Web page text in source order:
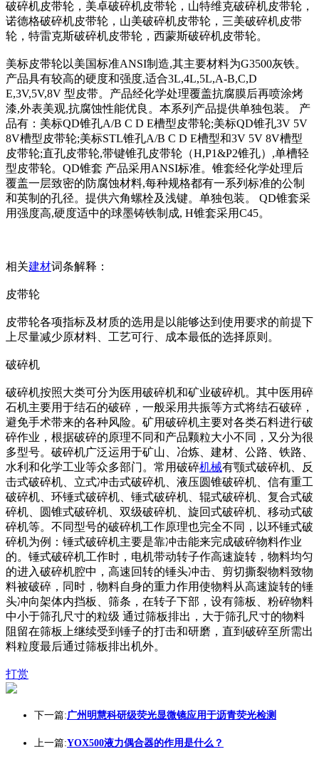
破碎机皮带轮，美卓破碎机皮带轮，山特维克破碎机皮带轮，
诺德格破碎机皮带轮，山美破碎机皮带轮，三美破碎机皮带
轮，特雷克斯破碎机皮带轮，西蒙斯破碎机皮带轮。
美标皮带轮以美国标准ANSI制造,其主要材料为G3500灰铁。
产品具有较高的硬度和强度,适合3L,4L,5L,A-B,C,D
E,3V,5V,8V 型皮带。产品经化学处理覆盖抗腐膜后再喷涂烤
漆,外表美观,抗腐蚀性能优良。本系列产品提供单独包装。 产
品有：美标QD锥孔A/B C D E槽型皮带轮;美标QD锥孔3V 5V
8V槽型皮带轮;美标STL锥孔A/B C D E槽型和3V 5V 8V槽型
皮带轮;直孔皮带轮,带键锥孔皮带轮（H,P1&P2锥孔）,单槽轻
型皮带轮。QD锥套 产品采用ANSI标准。锥套经化学处理后
覆盖一层致密的防腐蚀材料,每种规格都有一系列标准的公制
和英制的孔径。提供六角螺栓及浅键。单独包装。 QD锥套采
用强度高,硬度适中的球墨铸铁制成, H锥套采用C45。
相关建材词条解释：
皮带轮
皮带轮各项指标及材质的选用是以能够达到使用要求的前提下
上尽量减少原材料、工艺可行、成本最低的选择原则。
破碎机
破碎机按照大类可分为医用破碎机和矿业破碎机。其中医用碎
石机主要用于结石的破碎，一般采用共振等方式将结石破碎，
避免手术带来的各种风险。矿用破碎机主要对各类石料进行破
碎作业，根据破碎的原理不同和产品颗粒大小不同，又分为很
多型号。破碎机广泛运用于矿山、冶炼、建材、公路、铁路、
水利和化学工业等众多部门。常用破碎机械有颚式破碎机、反
击式破碎机、立式冲击式破碎机、液压圆锥破碎机、信有重工
破碎机、环锤式破碎机、锤式破碎机、辊式破碎机、复合式破
碎机、圆锥式破碎机、双级破碎机、旋回式破碎机、移动式破
碎机等。不同型号的破碎机工作原理也完全不同，以环锤式破
碎机为例：锤式破碎机主要是靠冲击能来完成破碎物料作业
的。锤式破碎机工作时，电机带动转子作高速旋转，物料均匀
的进入破碎机腔中，高速回转的锤头冲击、剪切撕裂物料致物
料被破碎，同时，物料自身的重力作用使物料从高速旋转的锤
头冲向架体内挡板、筛条，在转子下部，设有筛板、粉碎物料
中小于筛孔尺寸的粒级 通过筛板排出，大于筛孔尺寸的物料
阻留在筛板上继续受到锤子的打击和研磨，直到破碎至所需出
料粒度最后通过筛板排出机外。
打赏
下一篇:广州明慧科研级荧光显微镜应用于沥青荧光检测
上一篇:YOX500液力偶合器的作用是什么？